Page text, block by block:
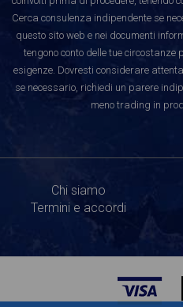
Cerca consulenza indipendente se
questo sito web e nei documenti
tengono conto delle tue
esigenze. Dovresti considerare
se necessario, richiedi un parere
meno trading in
Chi siamo
Termini e accordi